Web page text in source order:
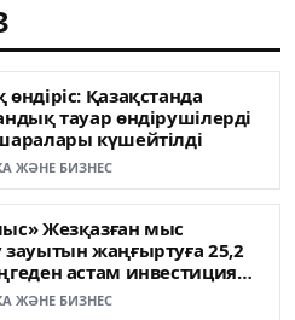
Қазақстанда
тауар өндірушілерді
күшейтілді
ЖӘНЕ БИЗНЕС
Жезқазған мыс
жаңғыртуға 25,2
астам инвестиция
ЖӘНЕ БИЗНЕС